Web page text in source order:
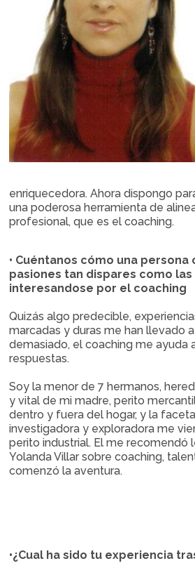
enriquecedora. Ahora dispongo
una poderosa herramienta de
profesional, que es el coaching.
• Cuéntanos cómo una persona
pasiones tan dispares como
interesandose por el coaching
Quizás algo predecible,
marcadas y duras me han llevado
demasiado, el coaching me ayuda
respuestas.
Soy la menor de 7 hermanos,
y vital de mi madre, perito
dentro y fuera del hogar, y la
investigadora y exploradora me
perito industrial. El me recomendó
Yolanda Villar sobre coaching,
comenzó la aventura.
•¿Cual ha sido tu experiencia